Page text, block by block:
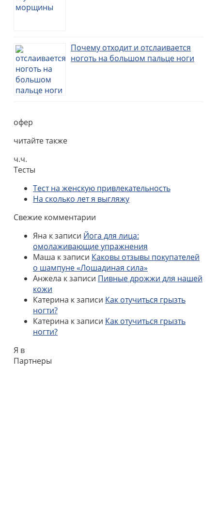
Почему отходит и отслаивается
ноготь на большом пальце ноги
офер
читайте также
ч.ч.
Тесты
Тест на женскую привлекательность
На сколько лет я выгляжу
Свежие комментарии
Яна к записи Йога для лица:
омолаживающие упражнения
Маша к записи Каковы отзывы покупателей
о шампуне «Лошадиная сила»
Анжела к записи Пивные дрожжи для нашей
кожи
Катерина к записи Как отучиться грызть
ногти?
Катерина к записи Как отучиться грызть
ногти?
Я в
Партнеры